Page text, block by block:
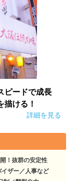
ピードで成長
描ける！
詳細を見る
！抜群の安定性
イザー／人事など